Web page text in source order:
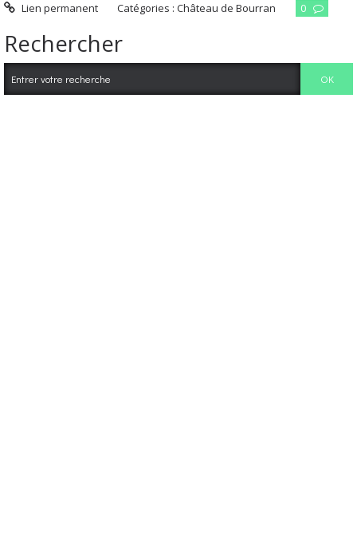
Lien permanent Catégories :Château de Bourran 0
Rechercher